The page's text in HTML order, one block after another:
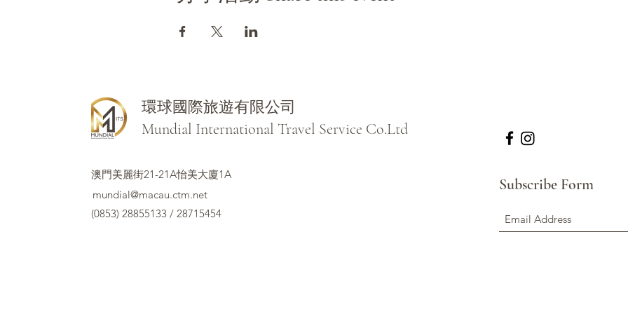
環球國際旅遊有限公司
Mundial International Travel Service Co.Ltd
澳門美麗街21-21A怡美大廈1A
mundial@macau.ctm.net
(0853) 28855133 / 28715454
Subscribe Form